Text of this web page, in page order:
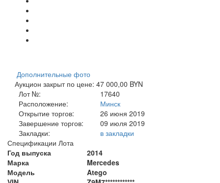
Дополнительные фото
Аукцион закрыт по цене: 47 000,00 BYN
Лот №:
17640
Расположение:
Минск
Открытие торгов:
26 июня 2019
Завершение торгов:
09 июля 2019
Закладки:
в закладки
Спецификации Лота
Год выпуска
2014
Марка
Mercedes
Модель
Atego